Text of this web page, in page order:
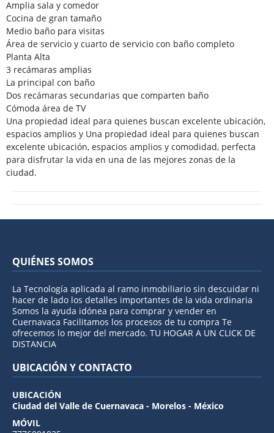
Amplia sala y comedor
Cocina de gran tamaño
Medio baño para visitas
Área de servicio y cuarto de servicio con baño completo
Planta Alta
3 recámaras amplias
La principal con baño
Dos recámaras secundarias que comparten baño
Cómoda área de TV
Una propiedad ideal para quienes buscan excelente ubicación,
espacios amplios y Una propiedad ideal para quienes buscan
excelente ubicación, espacios amplios y comodidad, perfecta
para disfrutar la vida en una de las mejores zonas de la
ciudad.
QUIÉNES SOMOS
La Tecnología aplicada al ramo inmobiliario sin descuidar ni
hacer de lado los detalles importantes de la vida ordinaria
Somos la ayuda idónea para comprar y vender en
Cuernavaca Facilitamos los procesos de tu compra Te
ofrecemos lo mejor del mercado. TU HOGAR A UN CLICK DE
DISTANCIA
UBICACIÓN Y CONTACTO
UBICACIÓN
Ciudad del Valle de Cuernavaca - Morelos - México
MÓVIL